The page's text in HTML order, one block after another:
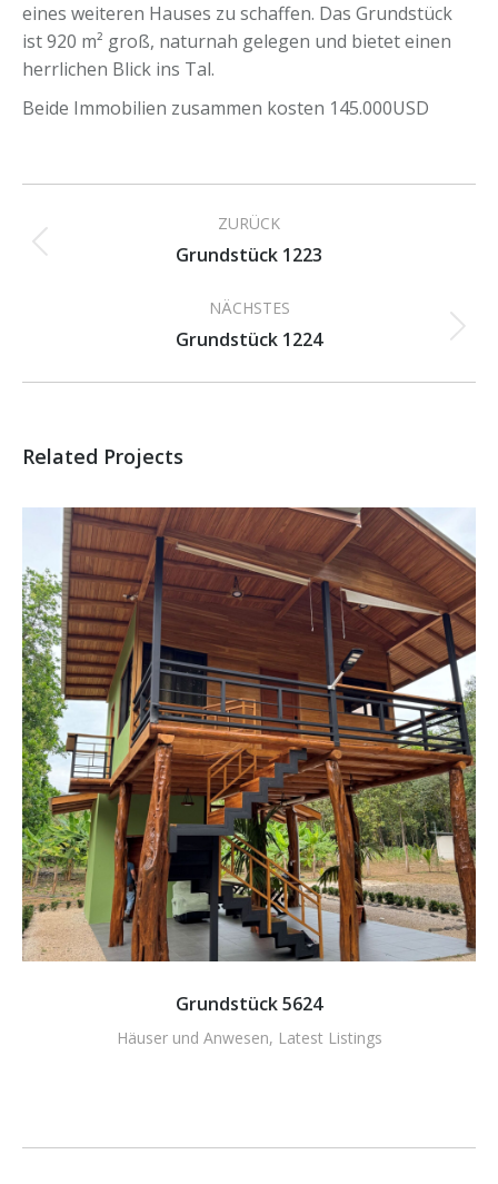
eines weiteren Hauses zu schaffen. Das Grundstück
ist 920 m² groß, naturnah gelegen und bietet einen
herrlichen Blick ins Tal.
Beide Immobilien zusammen kosten 145.000USD
navigation
ZURÜCK
Previous
Grundstück 1223
NÄCHSTES
Next
Grundstück 1224
Related Projects
Grundstück 5624
Häuser und Anwesen, Latest Listings